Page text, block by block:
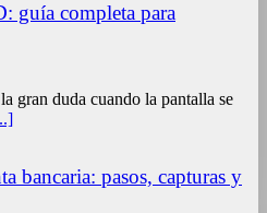
guía completa para
gran duda cuando la pantalla se
bancaria: pasos, capturas y